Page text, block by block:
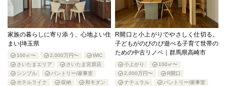
家族の暮らしに寄り添う、心地よい住
まい|埼玉県
100㎡〜 2,000万円〜
WIC
さいたまエリア
さいたま宮原店
シンプル
パントリー/家事室
ホテルライク
収納
和モダン
R開口と小上がりでやさしく仕切る。
子どもがのびのび遊べる子育て世帯の
ための中古リノベ｜群馬県高崎市
小上がり
100㎡〜
2,000万円〜
R開口
ナチュラル
パントリー/家事室